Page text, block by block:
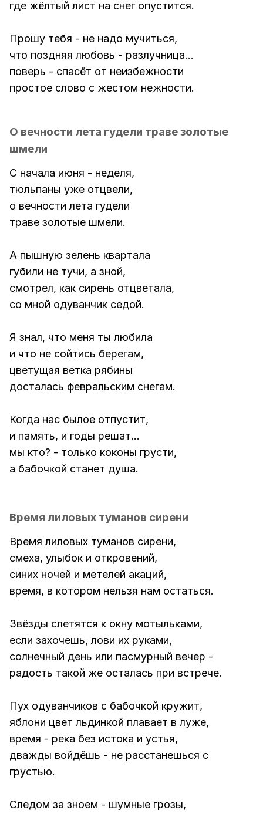
где жёлтый лист на снег опустится.
Прошу тебя - не надо мучиться,
что поздняя любовь - разлучница...
поверь - спасёт от неизбежности
простое слово с жестом нежности.
О вечности лета гудели траве золотые
шмели
С начала июня - неделя,
тюльпаны уже отцвели,
о вечности лета гудели
траве золотые шмели.
А пышную зелень квартала
губили не тучи, а зной,
смотрел, как сирень отцветала,
со мной одуванчик седой.
Я знал, что меня ты любила
и что не сойтись берегам,
цветущая ветка рябины
досталась февральским снегам.
Когда нас былое отпустит,
и память, и годы решат...
мы кто? - только коконы грусти,
а бабочкой станет душа.
Время лиловых туманов сирени
Время лиловых туманов сирени,
смеха, улыбок и откровений,
синих ночей и метелей акаций,
время, в котором нельзя нам остаться.
Звёзды слетятся к окну мотыльками,
если захочешь, лови их руками,
солнечный день или пасмурный вечер -
радость такой же осталась при встрече.
Пух одуванчиков с бабочкой кружит,
яблони цвет льдинкой плавает в луже,
время - река без истока и устья,
дважды войдёшь - не расстанешься с
грустью.
Следом за зноем - шумные грозы,